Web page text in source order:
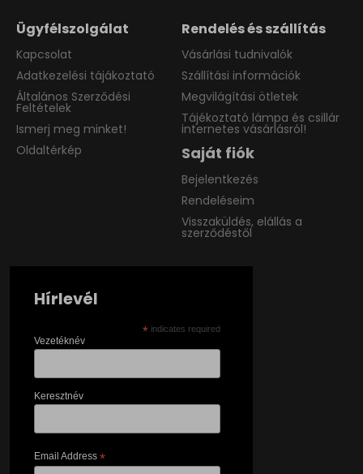
Ügyfélszolgálat
Kapcsolat
Adatkezelési tájákoztató
Általános Szerződési
Feltételek
Ismerj meg minket!
Oldaltérkép
Rendelés és szállítás
Vásárlási tudnivalók
Szállítási információk
Megvilágítási ötletek
Tájékoztató lámpa és csillár
internetes vásárlásról!
Saját fiók
Bejelentkezés
Rendeléseim
Visszaküldés, elállás a
szerződéstől
Hírlevél
* indicates required
Vezetéknév
Keresztnév
Email Address *